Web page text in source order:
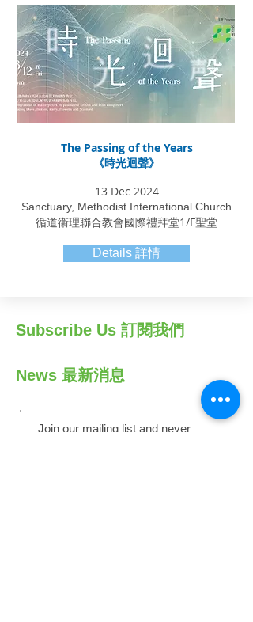
The Passing of the Years
《時光迴聲》
13 Dec 2024
Sanctuary, Methodist International Church
​循道衞理聯合教會國際禮拜堂1/F聖堂
Details 詳情
Subscribe Us 訂閱我們
News 最新消息
Join our mailing list and never